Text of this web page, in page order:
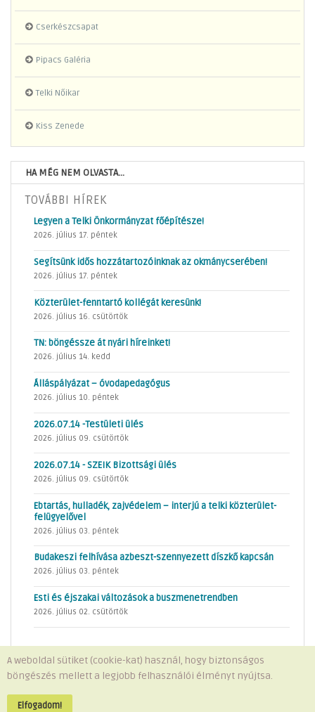
Cserkészcsapat
Pipacs Galéria
Telki Nőikar
Kiss Zenede
HA MÉG NEM OLVASTA...
TOVÁBBI HÍREK
Legyen a Telki Önkormányzat főépítésze!
2026. július 17. péntek
Segítsünk idős hozzátartozóinknak az okmánycserében!
2026. július 17. péntek
Közterület-fenntartó kollégát keresünk!
2026. július 16. csütörtök
TN: böngéssze át nyári híreinket!
2026. július 14. kedd
Álláspályázat – óvodapedagógus
2026. július 10. péntek
2026.07.14 -Testületi ülés
2026. július 09. csütörtök
2026.07.14 - SZEIK Bizottsági ülés
2026. július 09. csütörtök
Ebtartás, hulladék, zajvédelem – interjú a telki közterület-
felügyelővel
2026. július 03. péntek
Budakeszi felhívása azbeszt-szennyezett díszkő kapcsán
2026. július 03. péntek
Esti és éjszakai változások a buszmenetrendben
2026. július 02. csütörtök
Minden jog fenntartva © 2026 Telki Község Önkormányzata
A weboldal sütiket (cookie-kat) használ, hogy biztonságos
böngészés mellett a legjobb felhasználói élményt nyújtsa.
Elfogadom!